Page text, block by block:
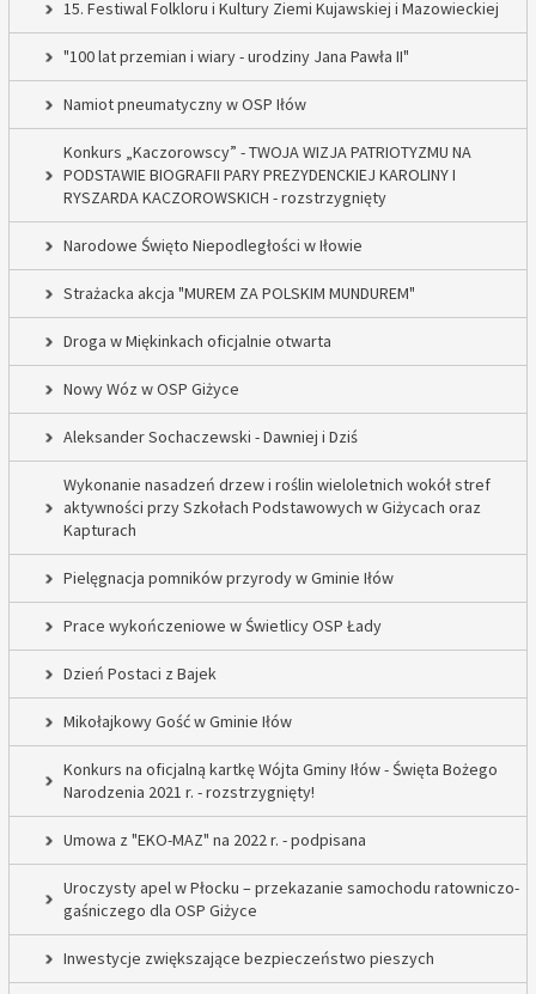
15. Festiwal Folkloru i Kultury Ziemi Kujawskiej i Mazowieckiej
"100 lat przemian i wiary - urodziny Jana Pawła II"
Namiot pneumatyczny w OSP Iłów
Konkurs „Kaczorowscy” - TWOJA WIZJA PATRIOTYZMU NA
PODSTAWIE BIOGRAFII PARY PREZYDENCKIEJ KAROLINY I
RYSZARDA KACZOROWSKICH - rozstrzygnięty
Narodowe Święto Niepodległości w Iłowie
Strażacka akcja "MUREM ZA POLSKIM MUNDUREM"
Droga w Miękinkach oficjalnie otwarta
Nowy Wóz w OSP Giżyce
Aleksander Sochaczewski - Dawniej i Dziś
Wykonanie nasadzeń drzew i roślin wieloletnich wokół stref
aktywności przy Szkołach Podstawowych w Giżycach oraz
Kapturach
Pielęgnacja pomników przyrody w Gminie Iłów
Prace wykończeniowe w Świetlicy OSP Łady
Dzień Postaci z Bajek
Mikołajkowy Gość w Gminie Iłów
Konkurs na oficjalną kartkę Wójta Gminy Iłów - Święta Bożego
Narodzenia 2021 r. - rozstrzygnięty!
Umowa z "EKO-MAZ" na 2022 r. - podpisana
Uroczysty apel w Płocku – przekazanie samochodu ratowniczo-
gaśniczego dla OSP Giżyce
Inwestycje zwiększające bezpieczeństwo pieszych